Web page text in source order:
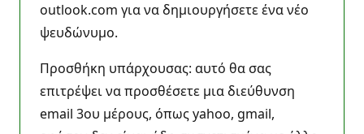
outlook.com για να δημιουργήσετε ένα νέο
ψευδώνυμο.
Προσθήκη υπάρχουσας: αυτό θα σας
επιτρέψει να προσθέσετε μια διεύθυνση
email 3ου μέρους, όπως yahoo, gmail,